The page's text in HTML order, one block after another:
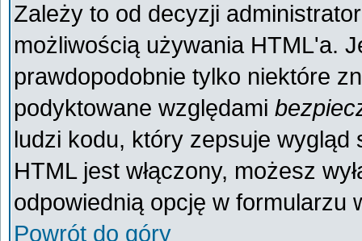
Zależy to od decyzji
możliwością używania HTML'a.
prawdopodobnie tylko niektóre
podyktowane względami
ludzi kodu, który zepsuje wygląd
HTML jest włączony, możesz
odpowiednią opcję w formularzu
Powrót do góry